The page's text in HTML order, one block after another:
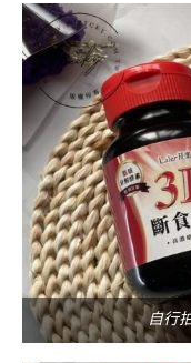
自行